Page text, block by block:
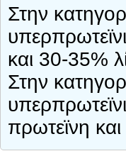
Στην
και 30-35%
Στην
πρωτεϊνη